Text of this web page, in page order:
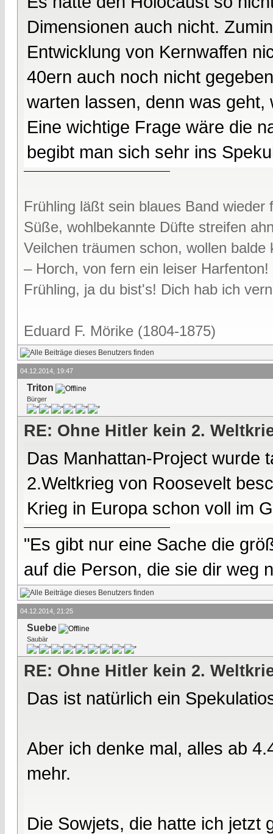
Dimensionen auch nicht.
Entwicklung von Kernwaffen
40ern auch noch nicht
warten lassen, denn was
Eine wichtige Frage wäre die
begibt man sich sehr ins
Frühling läßt sein blaues Band wieder
Süße, wohlbekannte Düfte streifen
Veilchen träumen schon, wollen balde
– Horch, von fern ein leiser Harfenton!
Frühling, ja du bist's! Dich hab ich
Eduard F. Mörike (1804-1875)
04.12.2014, 19:47
Triton
Bürger
RE: Ohne Hitler kein 2.
Das Manhattan-Project wurde
2.Weltkrieg von Roosevelt
Krieg in Europa schon voll im
"Es gibt nur eine Sache die
auf die Person, die sie dir weg
04.12.2014, 21:25
Suebe
Saubär
RE: Ohne Hitler kein 2.
Das ist natürlich ein
Aber ich denke mal, alles ab
mehr.
Die Sowjets, die hatte ich jetzt